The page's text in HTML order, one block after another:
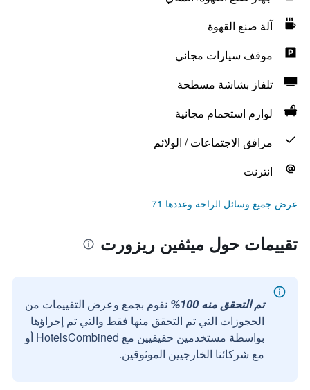
آلة صنع القهوة
موقف سيارات مجاني
تلفاز بشاشة مسطحة
لوازم استحمام مجانية
مرافق الاجتماعات / الولائم
انترنت
عرض جميع وسائل الراحة وعددها 71
تقييمات حول ميثفين ريزورت
تم التحقق منه 100%
نقوم بجمع وعرض التقييمات من
الحجوزات التي تم التحقق منها فقط والتي تم إجراؤها
بواسطة مستخدمين حقيقيين مع HotelsCombined أو
مع شركائنا الخارجيين الموثوقين.